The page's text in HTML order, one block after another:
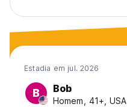
depósito, equivalente à
perdido. Reservas não
para reembolso sob
### Cancelamentos
acreditamos que as
durante uma pandemia.
Estadia em jul. 2026
B Bob
Homem, 41+, USA